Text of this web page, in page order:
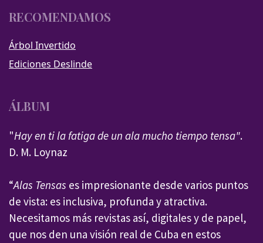
RECOMENDAMOS
Árbol Invertido
Ediciones Deslinde
ÁLBUM
"Hay en ti la fatiga de un ala mucho tiempo tensa".
D. M. Loynaz
“Alas Tensas es impresionante desde varios puntos
de vista: es inclusiva, profunda y atractiva.
Necesitamos más revistas así, digitales y de papel,
que nos den una visión real de Cuba en estos